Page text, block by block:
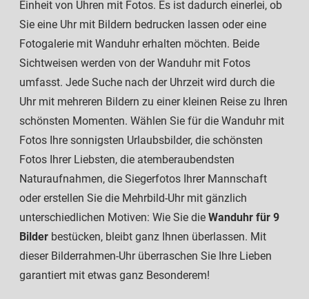
Einheit von Uhren mit Fotos. Es ist dadurch einerlei, ob
Sie eine Uhr mit Bildern bedrucken lassen oder eine
Fotogalerie mit Wanduhr erhalten möchten. Beide
Sichtweisen werden von der Wanduhr mit Fotos
umfasst. Jede Suche nach der Uhrzeit wird durch die
Uhr mit mehreren Bildern zu einer kleinen Reise zu Ihren
schönsten Momenten. Wählen Sie für die Wanduhr mit
Fotos Ihre sonnigsten Urlaubsbilder, die schönsten
Fotos Ihrer Liebsten, die atemberaubendsten
Naturaufnahmen, die Siegerfotos Ihrer Mannschaft
oder erstellen Sie die Mehrbild-Uhr mit gänzlich
unterschiedlichen Motiven: Wie Sie die Wanduhr für 9
Bilder bestücken, bleibt ganz Ihnen überlassen. Mit
dieser Bilderrahmen-Uhr überraschen Sie Ihre Lieben
garantiert mit etwas ganz Besonderem!